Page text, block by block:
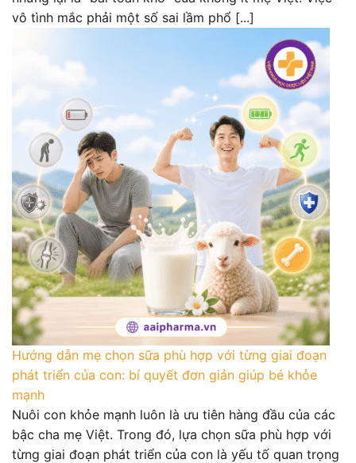
vô tình mắc phải một số sai lầm phổ [...]
Hướng dẫn mẹ chọn sữa phù hợp với từng giai đoạn
phát triển của con: bí quyết đơn giản giúp bé khỏe
mạnh
Nuôi con khỏe mạnh luôn là ưu tiên hàng đầu của các
bậc cha mẹ Việt. Trong đó, lựa chọn sữa phù hợp với
từng giai đoạn phát triển của con là yếu tố quan trọng